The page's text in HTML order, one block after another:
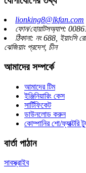
lionking8@lkfan.com
ফোন/হোয়াটসঅ্যাপ:
ঠিকানা: নং 688, ইয়াংসি
ঝেজিয়াং প্রদেশ, চীন
আমাদের সম্পর্কে
আমাদের টিম
ইঞ্জিনিয়ারিং কেস
সার্টিফিকেট
ডাউনলোড করুন
কোম্পানির শো/ফ্যাক্টরি
বার্তা পাঠান
সাবস্ক্রাইব